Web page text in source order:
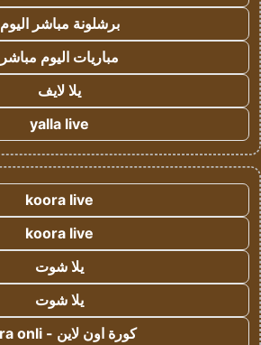
برشلونة مباشر اليوم
مباريات اليوم مباشر
يلا لايف
yalla live
koora live
koora live
يلا شوت
يلا شوت
كورة اون لاين - kora onli